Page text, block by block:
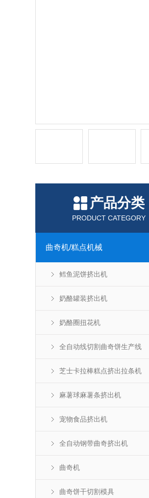
产品分类
PRODUCT CATEGORY
曲奇机/糕点机械
鳕鱼泥饼挤出机
奶酪罐装挤出机
奶酪圈扭花机
全自动线切割曲奇饼生产线
芝士卡拉棒糕点挤出拉条机
麻薯球麻薯条挤出机
宠物食品挤出机
全自动钢带曲奇挤出机
曲奇机
曲奇饼干切割模具